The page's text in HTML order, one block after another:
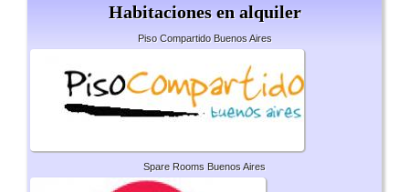
Habitaciones en alquiler
Piso Compartido Buenos Aires
Spare Rooms Buenos Aires